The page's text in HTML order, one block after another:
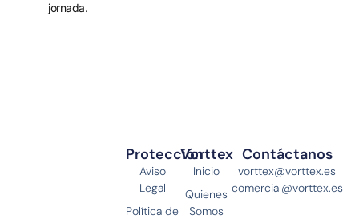
jornada.
Vorttex
Inicio
Quienes
Somos
Protección
Aviso
Legal
Política de
Contáctanos
vorttex@vorttex.es
comercial@vorttex.es